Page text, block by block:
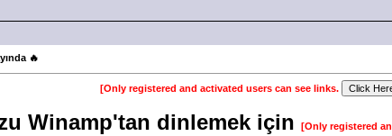
🔥
[Only registered and activated users can see links.
Winamp'tan dinlemek için [Only registered